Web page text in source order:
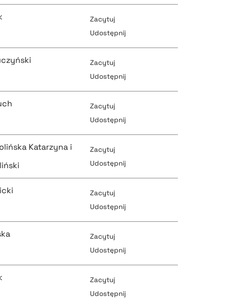
pobierz cytat
pobierz cytat
pobierz cytat
pobierz cytat
pobierz cytat
Zacytuj
Udostępnij
pobierz cytat
pobierz cytat
Zacytuj
Udostępnij
pobierz cytat
pobierz cytat
Zacytuj
Udostępnij
pobierz cytat
pobierz cytat
Katarzyna i
Zacytuj
Udostępnij
pobierz cytat
pobierz cytat
Zacytuj
Udostępnij
pobierz cytat
Zacytuj
Udostępnij
Zacytuj
Udostępnij